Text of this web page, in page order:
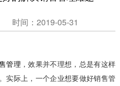
时间：2019-05-31
管理 ，效果并不理想，总是有这样
实际上，一个企业想要做好销售管